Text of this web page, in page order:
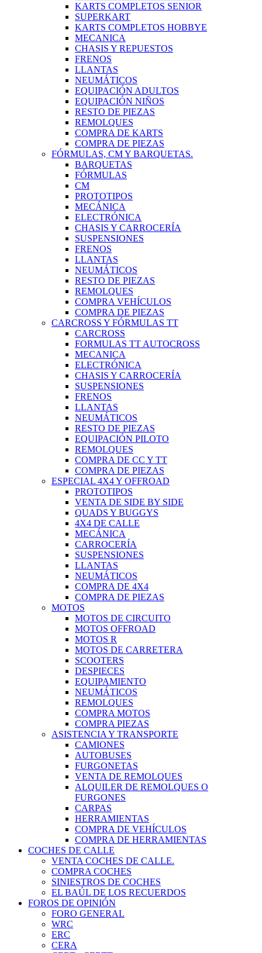
KARTS COMPLETOS SENIOR
SUPERKART
KARTS COMPLETOS HOBBYE
MECANICA
CHASIS Y REPUESTOS
FRENOS
LLANTAS
NEUMÁTICOS
EQUIPACIÓN ADULTOS
EQUIPACIÓN NIÑOS
RESTO DE PIEZAS
REMOLQUES
COMPRA DE KARTS
COMPRA DE PIEZAS
FÓRMULAS, CM Y BARQUETAS.
BARQUETAS
FÓRMULAS
CM
PROTOTIPOS
MECÁNICA
ELECTRÓNICA
CHASIS Y CARROCERÍA
SUSPENSIONES
FRENOS
LLANTAS
NEUMÁTICOS
RESTO DE PIEZAS
REMOLQUES
COMPRA VEHÍCULOS
COMPRA DE PIEZAS
CARCROSS Y FÓRMULAS TT
CARCROSS
FORMULAS TT AUTOCROSS
MECANICA
ELECTRÓNICA
CHASIS Y CARROCERÍA
SUSPENSIONES
FRENOS
LLANTAS
NEUMÁTICOS
RESTO DE PIEZAS
EQUIPACIÓN PILOTO
REMOLQUES
COMPRA DE CC Y TT
COMPRA DE PIEZAS
ESPECIAL 4X4 Y OFFROAD
PROTOTIPOS
VENTA DE SIDE BY SIDE
QUADS Y BUGGYS
4X4 DE CALLE
MECÁNICA
CARROCERÍA
SUSPENSIONES
LLANTAS
NEUMÁTICOS
COMPRA DE 4X4
COMPRA DE PIEZAS
MOTOS
MOTOS DE CIRCUITO
MOTOS OFFROAD
MOTOS R
MOTOS DE CARRETERA
SCOOTERS
DESPIECES
EQUIPAMIENTO
NEUMÁTICOS
REMOLQUES
COMPRA MOTOS
COMPRA PIEZAS
ASISTENCIA Y TRANSPORTE
CAMIONES
AUTOBUSES
FURGONETAS
VENTA DE REMOLQUES
ALQUILER DE REMOLQUES O
FURGONES
CARPAS
HERRAMIENTAS
COMPRA DE VEHÍCULOS
COMPRA DE HERRAMIENTAS
COCHES DE CALLE
VENTA COCHES DE CALLE.
COMPRA COCHES
SINIESTROS DE COCHES
EL BAÚL DE LOS RECUERDOS
FOROS DE OPINIÓN
FORO GENERAL
WRC
ERC
CERA